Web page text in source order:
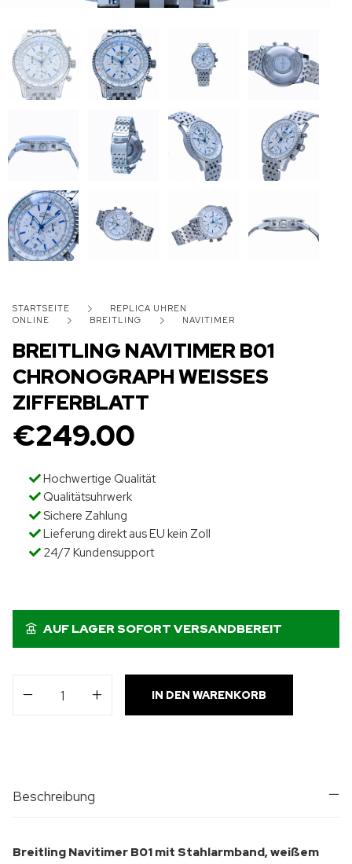
STARTSEITE
REPLICA UHREN
ONLINE
BREITLING NAVITIMER
BREITLING NAVITIMER B01
CHRONOGRAPH WEISSES
ZIFFERBLATT
€249.00
Hochwertige Qualität
Qualitätsuhrwerk
Sichere Zahlung
Lieferung direkt aus EU kein Zoll
24/7 Kundensupport
AUF LAGER SOFORT VERSANDBEREIT
IN DEN WARENKORB
Beschreibung
Breitling Navitimer B01 mit Stahlarmband, weißem